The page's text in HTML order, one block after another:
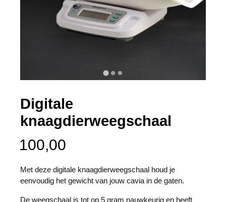
Digitale
knaagdierweegschaal
100,00
Met deze digitale knaagdierweegschaal houd je
eenvoudig het gewicht van jouw cavia in de gaten.
De weegschaal is tot op 5 gram nauwkeurig en heeft